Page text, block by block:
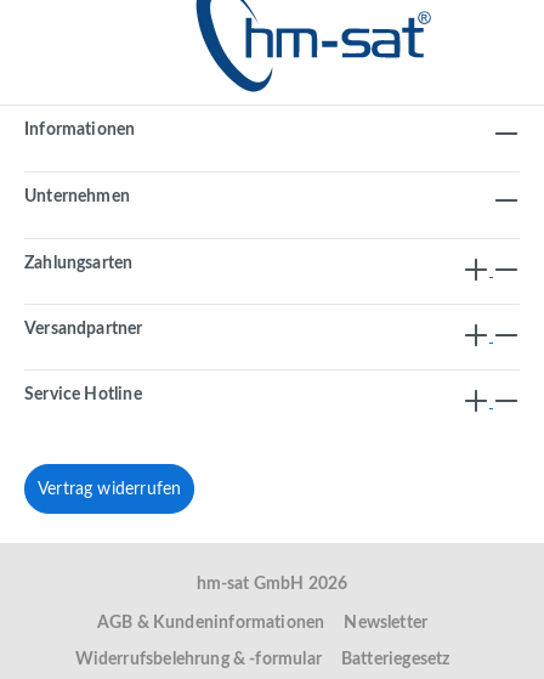
Informationen
Unternehmen
Zahlungsarten
Versandpartner
Service Hotline
Vertrag widerrufen
hm-sat GmbH 2026
AGB & Kundeninformationen Newsletter
Widerrufsbelehrung & -formular Batteriegesetz